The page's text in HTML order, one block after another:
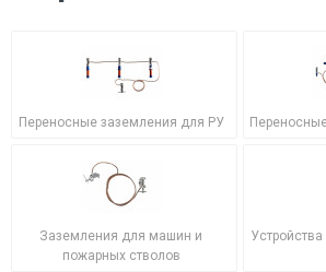
Переносные заземления для РУ
Заземления для машин и
пожарных стволов